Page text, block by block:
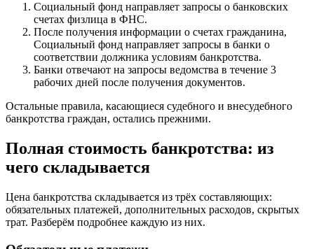
Социальный фонд направляет запросы о банковских
счетах физлица в ФНС.
После получения информации о счетах гражданина,
Социальный фонд направляет запросы в банки о
соответствии должника условиям банкротства.
Банки отвечают на запросы ведомства в течение 3
рабочих дней после получения документов.
Остальные правила, касающиеся судебного и внесудебного
банкротства граждан, остались прежними.
Полная стоимость банкротства: из
чего складывается
Цена банкротства складывается из трёх составляющих:
обязательных платежей, дополнительных расходов, скрытых
трат. Разберём подробнее каждую из них.